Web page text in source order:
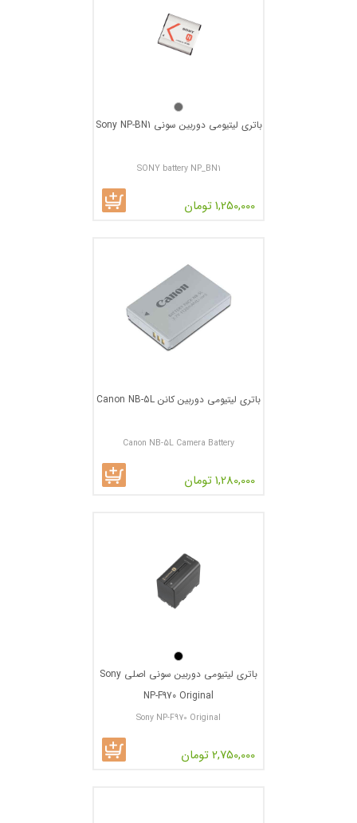
باتری لیتیومی دوربین سونی Sony NP-BN1
SONY battery NP_BN1
1,250,000 تومان
باتری لیتیومی دوربین کانن Canon NB-5L
Canon NB-5L Camera Battery
1,280,000 تومان
باتری لیتیومی دوربین سونی اصلی Sony
NP-F970 Original
Sony NP-F970 Original
2,750,000 تومان